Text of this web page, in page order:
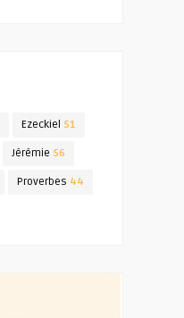
Ezeckiel 51
Jérémie 56
Proverbes 44